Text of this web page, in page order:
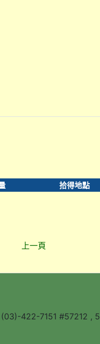
拾得地點
上一頁
(03)-422-7151 #57212 ,